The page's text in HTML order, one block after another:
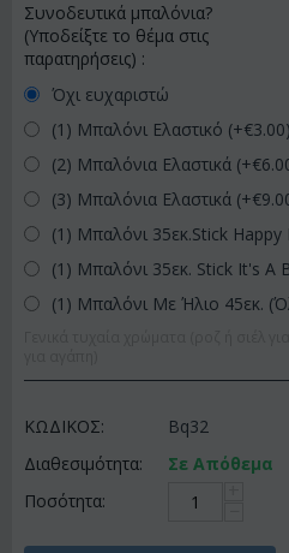
Συνοδευτικά μπαλόνια?
(Υποδείξτε το θέμα στις
παρατηρήσεις) :
Όχι ευχαριστώ
(1) Μπαλόνι Ελαστικό (+€3.00)
(2) Μπαλόνια Ελαστικά (+€
(3) Μπαλόνια Ελαστικά (+€
(1) Μπαλόνι 35εκ.Stick
(1) Μπαλόνι 35εκ. Stick It's A
(1) Μπαλόνι Με Ήλιο 45εκ.
ΚΩΔΙΚΟΣ:
Bq32
Διαθεσιμότητα:
Σε Απόθεμα
Ποσότητα: